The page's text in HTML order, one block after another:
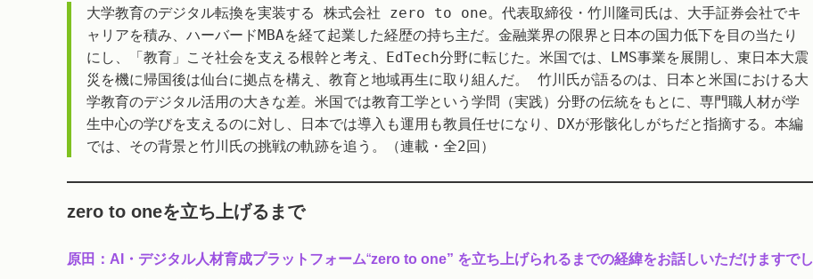
大学教育のデジタル転換を実装する 株式会社 zero to one。代表取締役・竹川隆司氏は、大手証券会社でキ
ャリアを積み、ハーバードMBAを経て起業した経歴の持ち主だ。金融業界の限界と日本の国力低下を目の当たり
にし、「教育」こそ社会を支える根幹と考え、EdTech分野に転じた。米国では、LMS事業を展開し、東日本大震
災を機に帰国後は仙台に拠点を構え、教育と地域再生に取り組んだ。 竹川氏が語るのは、日本と米国における大
学教育のデジタル活用の大きな差。米国では教育工学という学問（実践）分野の伝統をもとに、専門職人材が学
生中心の学びを支えるのに対し、日本では導入も運用も教員任せになり、DXが形骸化しがちだと指摘する。本編
では、その背景と竹川氏の挑戦の軌跡を追う。（連載・全2回）
zero to oneを立ち上げるまで
原田：AI・デジタル人材育成プラットフォーム“zero to one” を立ち上げられるまでの経緯をお話しいただけますでし